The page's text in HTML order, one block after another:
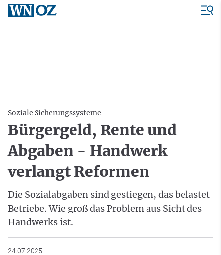
Soziale Sicherungssysteme
Bürgergeld, Rente und
Abgaben - Handwerk
verlangt Reformen
Die Sozialabgaben sind gestiegen, das belastet
Betriebe. Wie groß das Problem aus Sicht des
Handwerks ist.
24.07.2025